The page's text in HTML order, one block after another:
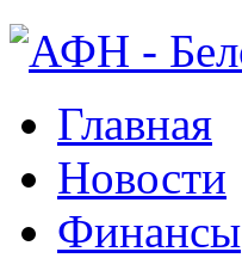
Главная
Новости
Финансы